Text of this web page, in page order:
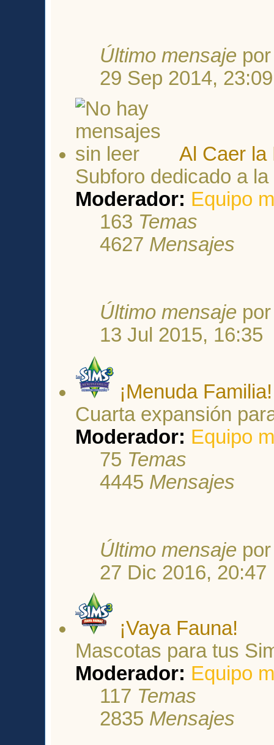
Último mensaje
29 Sep 2014, 23:09
Al Caer la
Subforo dedicado a
Moderador: Equipo
163 Temas
4627 Mensajes
Último mensaje
13 Jul 2015, 16:35
¡Menuda Familia!
Cuarta expansión
Moderador: Equipo
75 Temas
4445 Mensajes
Último mensaje
27 Dic 2016, 20:47
¡Vaya Fauna!
Mascotas para tus
Moderador: Equipo
117 Temas
2835 Mensajes